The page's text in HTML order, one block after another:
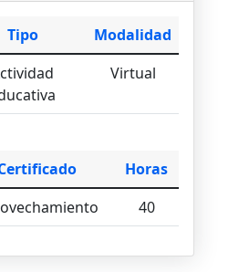
Tipo
Modalidad
Virtual
Horas
40